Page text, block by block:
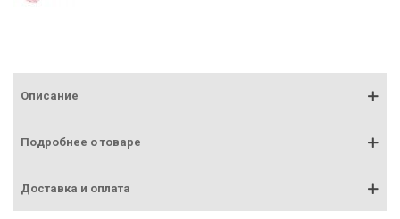
Описание
Подробнее о товаре
Доставка и оплата